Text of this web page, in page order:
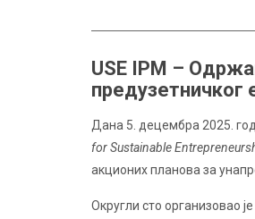
USE IPM –
Дана 5. децембра 2025.
for Sustainable
акционих планова за
Округли сто организовао